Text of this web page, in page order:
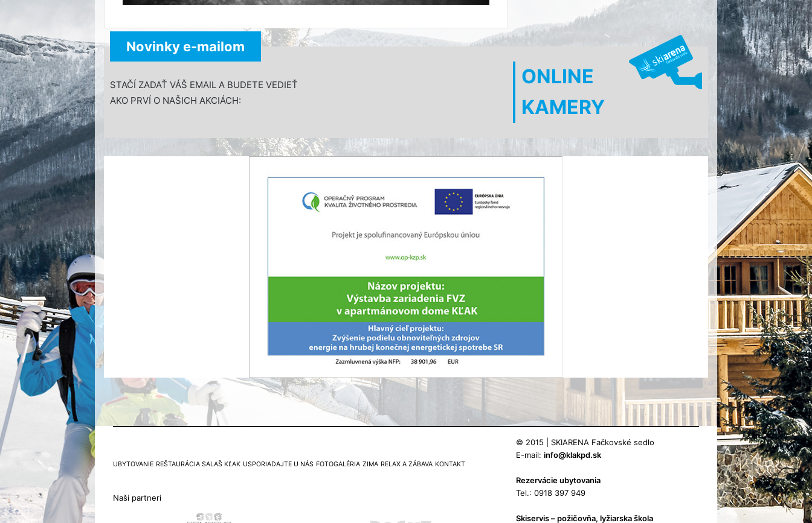
Novinky e-mailom
STAČÍ ZADAŤ VÁŠ EMAIL A BUDETE VEDIEŤ
AKO PRVÍ O NAŠICH AKCIÁCH:
ONLINE
KAMERY
UBYTOVANIE REŠTAURÁCIA SALAŠ KĽAK USPORIADAJTE U NÁS FOTOGALÉRIA ZIMA RELAX A ZÁBAVA KONTAKT
Naši partneri
© 2015 | SKIARENA Fačkovské sedlo
E-mail: info@klakpd.sk
Rezervácie ubytovania
Tel.: 0918 397 949
Skiservis – požičovňa, lyžiarska škola